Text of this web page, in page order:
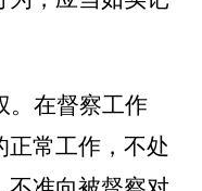
。在督察工作
正常工作，不处